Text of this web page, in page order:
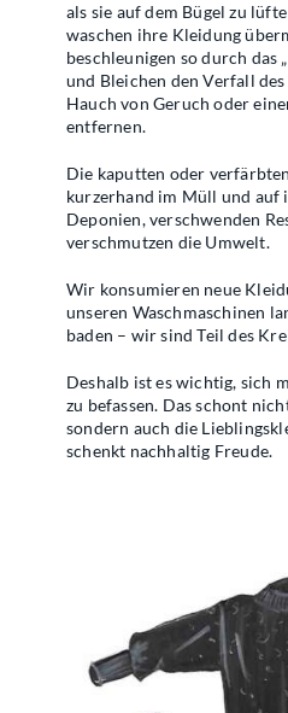
als sie auf dem Bügel zu
waschen ihre Kleidung
beschleunigen so durch das
und Bleichen den Verfall
Hauch von Geruch oder
entfernen.
Die kaputten oder
kurzerhand im Müll und auf
Deponien, verschwenden
verschmutzen die Umwelt.
Wir konsumieren neue
unseren Waschmaschinen
baden – wir sind Teil des
Deshalb ist es wichtig, sich
zu befassen. Das schont
sondern auch die
schenkt nachhaltig Freude.